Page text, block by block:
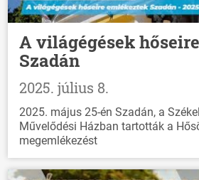
A világégések
Szadán
2025. július 8.
2025. május 25-én Szadán, a
Művelődési Házban tartották a
megemlékezést